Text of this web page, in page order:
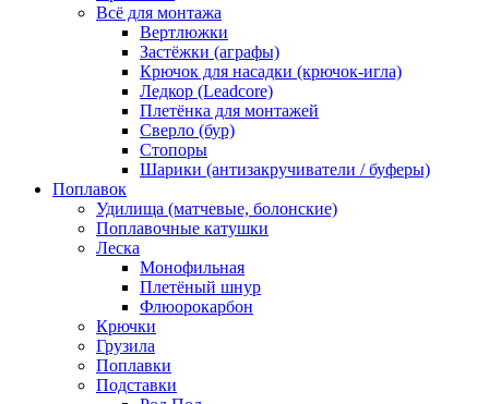
Всё для монтажа
Вертлюжки
Застёжки (аграфы)
Крючок для насадки (крючок-игла)
Ледкор (Leadcore)
Плетёнка для монтажей
Сверло (бур)
Стопоры
Шарики (антизакручиватели / буферы)
Поплавок
Удилища (матчевые, болонские)
Поплавочные катушки
Леска
Монофильная
Плетёный шнур
Флюорокарбон
Крючки
Грузила
Поплавки
Подставки